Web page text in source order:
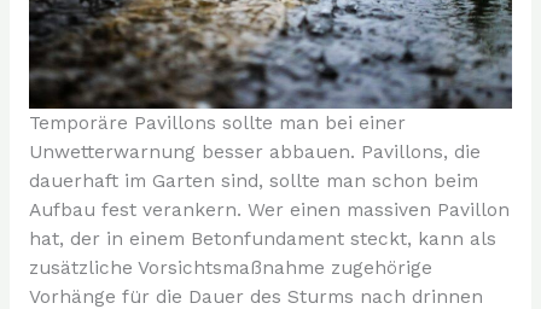
Temporäre Pavillons sollte man bei einer
Unwetterwarnung besser abbauen. Pavillons, die
dauerhaft im Garten sind, sollte man schon beim
Aufbau fest verankern. Wer einen massiven Pavillon
hat, der in einem Betonfundament steckt, kann als
zusätzliche Vorsichtsmaßnahme zugehörige
Vorhänge für die Dauer des Sturms nach drinnen